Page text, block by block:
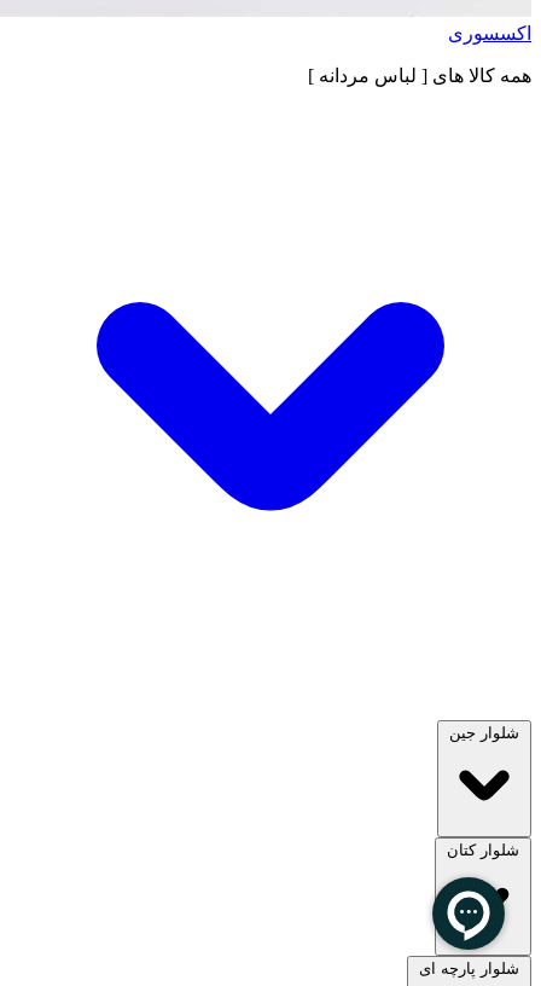
اکسسوری
همه کالا های [ لباس مردانه ]
شلوار جین
مشاهده همه
شلوار کتان
شلوار پارچه ای